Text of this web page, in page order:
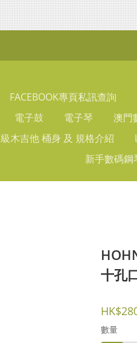
FACEBOOK專頁私訊查詢
電子鼓 電子琴 澳門
木吉他 桶身 及 規格介紹
新手數碼鋼
十孔
數量